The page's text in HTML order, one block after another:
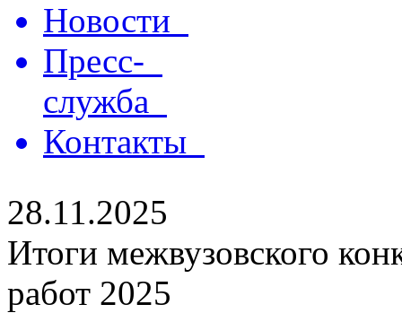
Новости
Пресс-
служба
Контакты
28.11.2025
Итоги межвузовского
работ 2025